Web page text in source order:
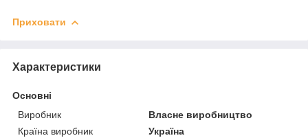
Приховати
Характеристики
Основні
Виробник
Власне виробництво
Країна виробник
Україна